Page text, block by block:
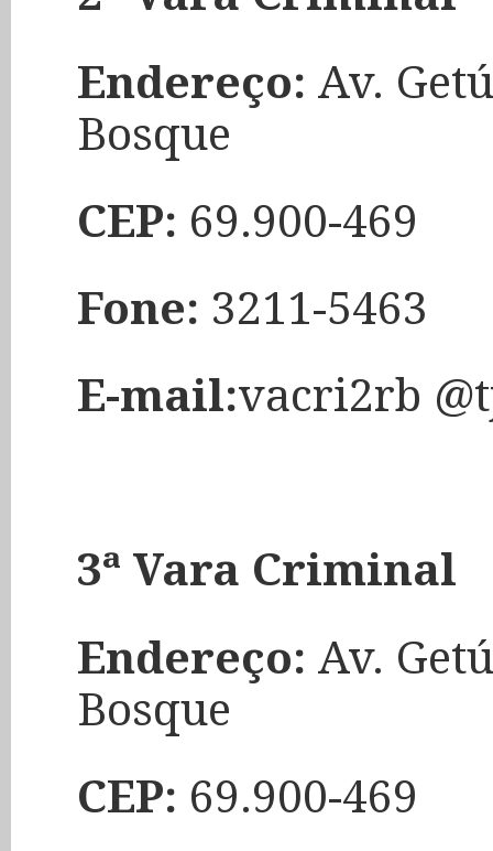
Endereço: Av.
Bosque
CEP: 69.900-469
Fone: 3211-5463
E-mail:vacri2rb
3ª Vara Criminal
Endereço: Av.
Bosque
CEP: 69.900-469